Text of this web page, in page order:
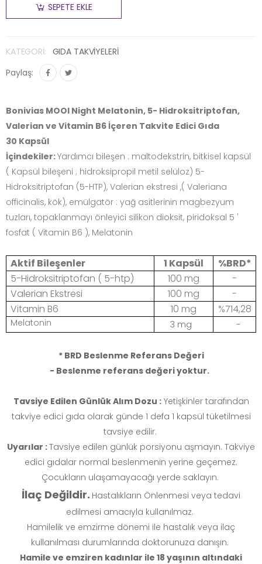
SEPETE EKLE
KATEGORI: GIDA TAKVİYELERİ
Paylaş:
Bonivias MOOI Night Melatonin, 5- Hidroksitriptofan,
Valerian ve Vitamin B6 İçeren Takvite Edici Gıda
30 Kapsül
İçindekiler:Yardımcı bileşen : maltodekstrin, bitkisel kapsül
( Kapsül bileşeni ; hidroksipropil metil selüloz) 5-
Hidroksitriptofan (5-HTP), Valerian ekstresi ,( Valeriana
officinalis, kök), emülgatör : yağ asitlerinin magbezyum
tuzları, topaklanmayı önleyici silikon dioksit, piridoksal 5 '
fosfat ( Vitamin B6 ), Melatonin
Aktif Bileşenler 1 Kapsül
%BRD*
5-Hidroksitriptofan ( 5-htp)
100 mg
-
Valerian Ekstresi
100 mg
-
Vitamin B6
10 mg %714,28
Melatonin 3 mg -
* BRD Beslenme Referans Değeri
- Beslenme referans değeri yoktur.
Tavsiye Edilen Günlük Alım Dozu :Yetişkinler tarafından
takviye edici gıda olarak günde 1 defa 1 kapsül tüketilmesi
tavsiye edilir.
Uyarılar :Tavsiye edilen günlük porsiyonu aşmayın. Takviye
edici gıdalar normal beslenmenin yerine geçemez.
Çocukların ulaşamayacağı yerde saklayın.
İlaç Değildir. Hastalıkların Önlenmesi veya tedavi
edilmesi amacıyla kullanılmaz.
Hamilelik ve emzirme dönemi ile hastalık veya ilaç
kullanılması durumlarında doktorunuza danışın.
Hamile ve emziren kadınlar ile 18 yaşının altındaki